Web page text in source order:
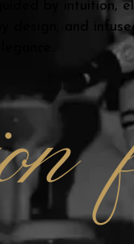
guided by intuition,
by design, and